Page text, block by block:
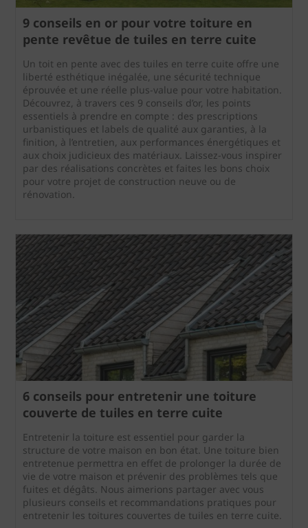
9 conseils en or pour votre toiture en
pente revêtue de tuiles en terre cuite
Un toit en pente avec des tuiles en terre cuite offre une
liberté esthétique inégalée, une sécurité technique
éprouvée et une réelle plus-value pour votre habitation.
Découvrez, à travers ces 9 conseils d’or, les points
essentiels à prendre en compte : des prescriptions
urbanistiques et labels de qualité aux garanties, à la
finition, à l’entretien, aux performances énergétiques et
aux choix judicieux des matériaux. Laissez-vous inspirer
par des réalisations concrètes et faites les bons choix
pour votre projet de construction neuve ou de
rénovation.
6 conseils pour entretenir une toiture
couverte de tuiles en terre cuite
Entretenir la toiture est essentiel pour garder la
structure de votre maison en bon état. Une toiture bien
entretenue permettra en effet de prolonger la durée de
vie de votre maison et prévenir des problèmes tels que
fuites et dégâts. Nous aimerions partager avec vous
plusieurs conseils et recommandations pratiques pour
entretenir les toitures couvertes de tuiles en terre cuite.